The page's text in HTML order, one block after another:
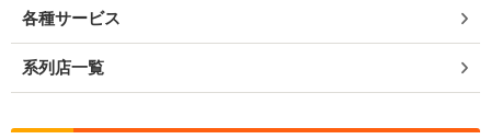
各種サービス
系列店一覧